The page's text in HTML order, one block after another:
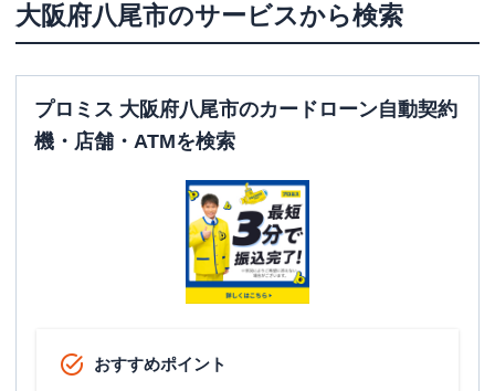
大阪府八尾市のサービスから検索
プロミス 大阪府八尾市のカードローン自動契約
機・店舗・ATMを検索
おすすめポイント